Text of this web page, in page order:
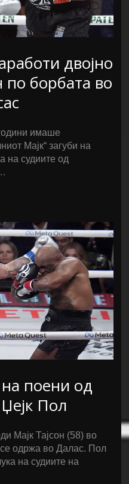
двојно
по борбата во
имаше
Мајк“ загуби на
на судиите од
на поени од
Џејк Пол
Мајк Тајсон (58) во
одржа во Далас. Пол
на судиите на